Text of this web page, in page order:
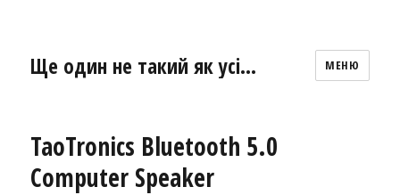
Ще один не такий як усі… МЕНЮ
TaoTronics Bluetooth 5.0
Computer Speaker